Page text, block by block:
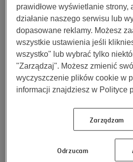
Uczestnictwo w PPK wpływa na
wynagrodzenia wypłacanego
zatem dodatkowy element,
uwzględniony w systemach
dużym prawdopodobieństwem
aktualizacja (dostawcy
wykorzystywanego przez
przedsiębiorstwa już ją
Przygotowując się na PPK,
kadrowego powinni zorientować
uwzględnianie PPK przy
prawidłowe wyświetlanie strony,
działanie naszego serwisu lub
dopasowane reklamy. Możesz
wszystkie ustawienia jeśli
wszystko" lub wybrać tylko
"Zarządzaj". Możesz zmienić
wyczyszczenie plików cookie w
informacji znajdziesz w Polityce
Zarządzam
Odrzucam